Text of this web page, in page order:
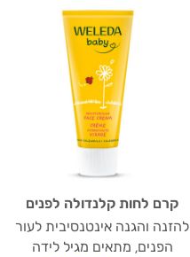
קרם לחות קלנדולה לפנים
להזנה והגנה אינטנסיבית לעור
הפנים, מתאים מגיל לידה